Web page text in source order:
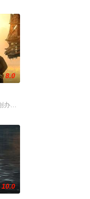
失前的绝命符箓
顾铭夕（何洛洛 饰）的成长
逾白，我喜欢你，哲学和
8.0
办大生企业，实业报国的故
10.0